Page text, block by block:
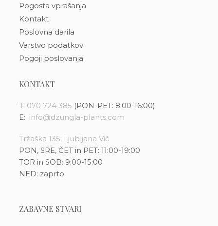
Pogosta vprašanja
Kontakt
Poslovna darila
Varstvo podatkov
Pogoji poslovanja
KONTAKT
T: 070 724 385 (PON-PET: 8:00-16:00)
E: info@dzungla-plants.com
Tržaška 135, Ljubljana Vič
PON, SRE, ČET in PET: 11:00-19:00
TOR in SOB: 9:00-15:00
NED: zaprto
ZABAVNE STVARI